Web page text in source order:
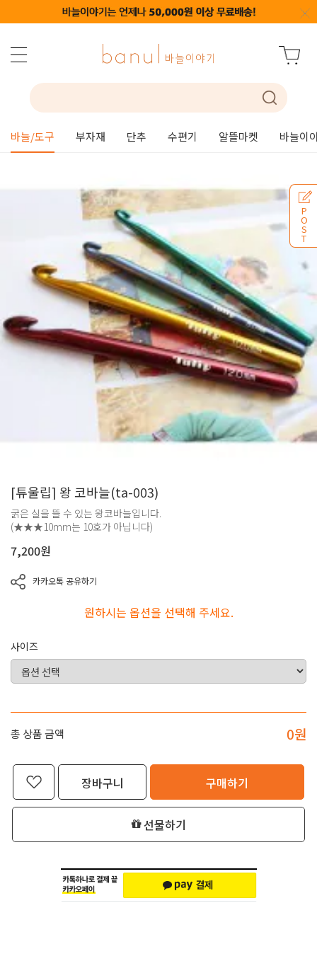
바늘/도구 부자재 단추 수편기 알뜰마켓 바늘이
P
O
S
T
[튜울립] 왕 코바늘(ta-003)
굵은 실을 뜰 수 있는 왕코바늘입니다.
(★★★10mm는 10호가 아닙니다)
7,200원
카카오톡 공유하기
원하시는 옵션을 선택해 주세요.
사이즈
총 상품 금액 0원
장바구니 구매하기
선물하기